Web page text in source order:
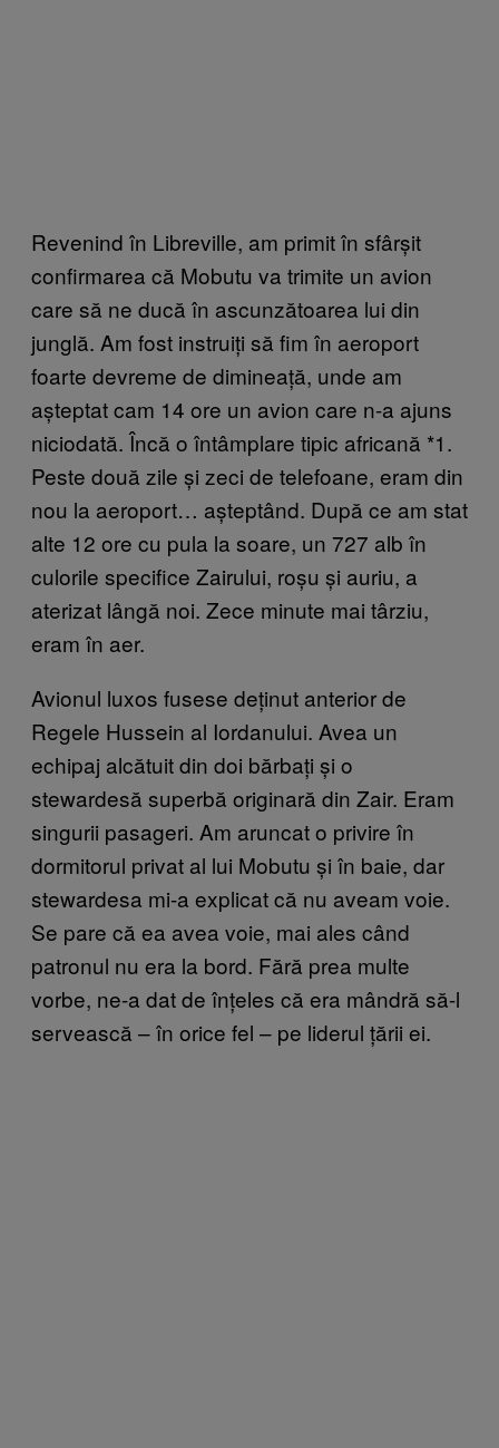
Revenind în Libreville, am primit în sfârșit
confirmarea că Mobutu va trimite un avion
care să ne ducă în ascunzătoarea lui din
junglă. Am fost instruiți să fim în aeroport
foarte devreme de dimineață, unde am
așteptat cam 14 ore un avion care n-a ajuns
niciodată. Încă o întâmplare tipic africană *1.
Peste două zile și zeci de telefoane, eram din
nou la aeroport… așteptând. După ce am stat
alte 12 ore cu pula la soare, un 727 alb în
culorile specifice Zairului, roșu și auriu, a
aterizat lângă noi. Zece minute mai târziu,
eram în aer.
Avionul luxos fusese deținut anterior de
Regele Hussein al Iordanului. Avea un
echipaj alcătuit din doi bărbați și o
stewardesă superbă originară din Zair. Eram
singurii pasageri. Am aruncat o privire în
dormitorul privat al lui Mobutu și în baie, dar
stewardesa mi-a explicat că nu aveam voie.
Se pare că ea avea voie, mai ales când
patronul nu era la bord. Fără prea multe
vorbe, ne-a dat de înțeles că era mândră să-l
servească – în orice fel – pe liderul țării ei.